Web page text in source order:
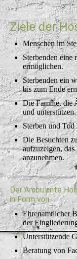
Ziele der
Menschen im
Sterbenden eine
ermöglichen.
Sterbenden ein
bis zum Ende
Die Familie, die
und unterstützen.
Sterben und
Die Besuchten
aufzuzeigen,
anzunehmen.
Der Ambulante
in Form von:
Ehrenamtlicher
der
Unterstützende
Beratung von